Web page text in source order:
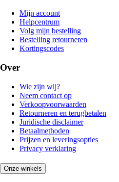
Mijn account
Helpcentrum
Volg mijn bestelling
Bestelling retourneren
Kortingscodes
Over
Wie zijn wij?
Neem contact op
Verkoopvoorwaarden
Retourneren en terugbetalen
Juridische disclaimer
Betaalmethoden
Prijzen en leveringsopties
Privacy verklaring
Onze winkels